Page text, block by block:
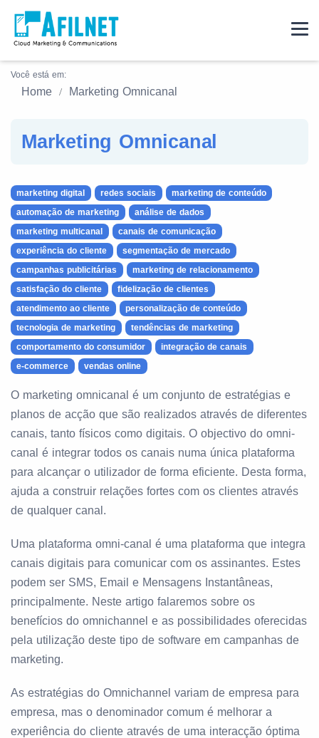
Você está em:
Home Marketing Omnicanal
Marketing Omnicanal
marketing digital redes sociais
marketing de conteúdo
automação de marketing
análise de dados
marketing multicanal
canais de comunicação
experiência do cliente
segmentação de mercado
campanhas publicitárias
marketing de relacionamento
satisfação do cliente
fidelização de clientes
atendimento ao cliente
personalização de conteúdo
tecnologia de marketing
tendências de marketing
comportamento do consumidor
integração de canais
e-commerce
vendas online
O marketing omnicanal é um conjunto de estratégias e
planos de acção que são realizados através de diferentes
canais, tanto físicos como digitais. O objectivo do omni-
canal é integrar todos os canais numa única plataforma
para alcançar o utilizador de forma eficiente. Desta forma,
ajuda a construir relações fortes com os clientes através
de qualquer canal.
Uma plataforma omni-canal é uma plataforma que integra
canais digitais para comunicar com os assinantes. Estes
podem ser SMS, Email e Mensagens Instantâneas,
principalmente. Neste artigo falaremos sobre os
benefícios do omnichannel e as possibilidades oferecidas
pela utilização deste tipo de software em campanhas de
marketing.
As estratégias do Omnichannel variam de empresa para
empresa, mas o denominador comum é melhorar a
experiência do cliente através de uma interacção óptima